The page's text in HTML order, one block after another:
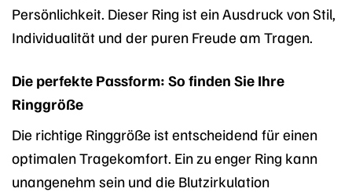
Persönlichkeit. Dieser Ring ist ein Ausdruck von Stil,
Individualität und der puren Freude am Tragen.
Die perfekte Passform: So finden Sie Ihre
Ringgröße
Die richtige Ringgröße ist entscheidend für einen
optimalen Tragekomfort. Ein zu enger Ring kann
unangenehm sein und die Blutzirkulation